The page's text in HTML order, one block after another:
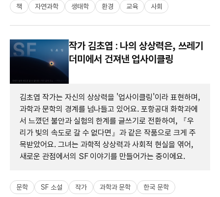
책 자연과학 생태학 환경 교육 사회
작가 김초엽 : 나의 상상력은, 쓰레기
더미에서 건져낸 업사이클링
김초엽 작가는 자신의 상상력을 '업사이클링'이라 표현하며,
과학과 문학의 경계를 넘나들고 있어요. 포항공대 화학과에
서 느꼈던 불안과 실험의 한계를 글쓰기로 전환하여, 『우
리가 빛의 속도로 갈 수 없다면』과 같은 작품으로 크게 주
목받았어요. 그녀는 과학적 상상력과 사회적 현실을 엮어,
새로운 관점에서의 SF 이야기를 만들어가는 중이에요.
문학 SF 소설 작가 과학과 문학 한국 문학